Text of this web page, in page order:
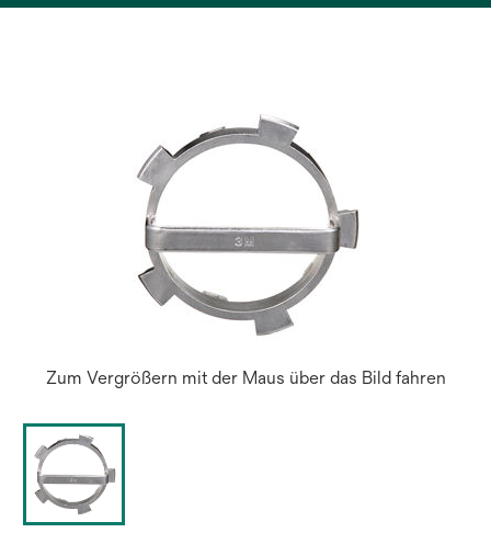
Zum Vergrößern mit der Maus über das Bild fahren